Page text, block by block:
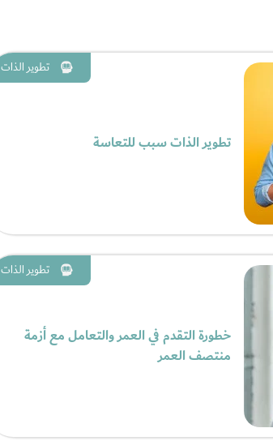
تطوير الذات
تطوير الذات سبب للتعاسة
تطوير الذات
خطورة التقدم في العمر والتعامل مع أزمة
منتصف العمر